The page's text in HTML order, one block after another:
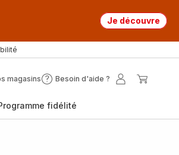
Je découvre
magasins Besoin d'aide ?
Besoin
?
Mon
fidélité